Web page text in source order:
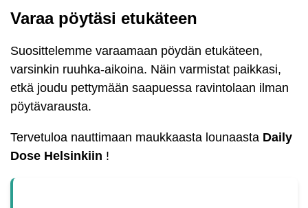
Varaa pöytäsi etukäteen
Suosittelemme varaamaan pöydän etukäteen,
varsinkin ruuhka-aikoina. Näin varmistat paikkasi,
etkä joudu pettymään saapuessa ravintolaan ilman
pöytävarausta.
Tervetuloa nauttimaan maukkaasta lounaasta Daily
Dose Helsinkiin !